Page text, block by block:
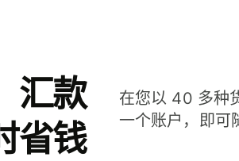
汇款
省钱
在您以 40 多种
一个账户，即可